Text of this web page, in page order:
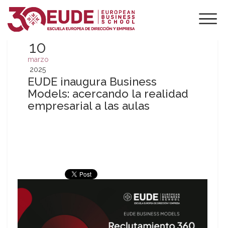
10
marzo
2025
EUDE inaugura Business
Models: acercando la realidad
empresarial a las aulas